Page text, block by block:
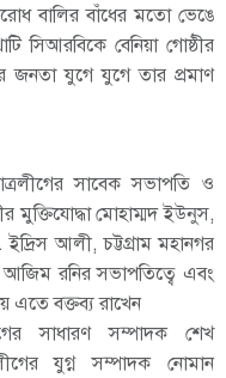
বালির বাঁধের মতো ভেঙে
সিআরবিকে বেনিয়া গোষ্ঠীর
জনতা যুগে যুগে তার প্রমাণ
সাবেক সভাপতি ও
মুক্তিযোদ্ধা মোহাম্মদ ইউনুস,
ইদ্রিস আলী, চট্টগ্রাম মহানগর
রনির সভাপতিত্বে এবং
এতে বক্তব্য রাখেন
সাধারণ সম্পাদক শেখ
যুগ্ন সম্পাদক নোমান